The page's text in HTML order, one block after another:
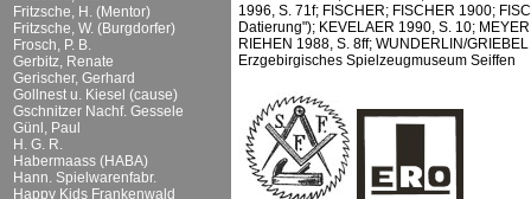
Fritzsche, H. (Mentor)
Fritzsche, W. (Burgdorfer)
Frosch, P. B.
Gerbitz, Renate
Gerischer, Gerhard
Gollnest u. Kiesel (cause)
Gschnitzer Nachf. Gessele
Günl, Paul
H. G. R.
Habermaass (HABA)
Hann. Spielwarenfabr.
Happy Kids Frankenwald
1996, S. 71f; FISCHER; FISCHER 1900;
Datierung"); KEVELAER 1990, S. 10;
RIEHEN 1988, S. 8ff; WUNDERLIN/
Erzgebirgisches Spielzeugmuseum Seiffen